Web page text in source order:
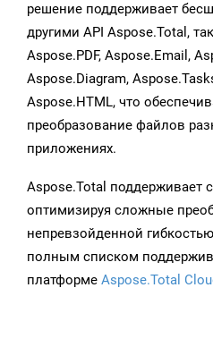
решение поддерживает
другими API Aspose.Total,
Aspose.PDF, Aspose.Email,
Aspose.Diagram,
Aspose.HTML, что
преобразование файлов
приложениях.
Aspose.Total поддерживает
оптимизируя сложные
непревзойденной
полным списком
платформе Aspose.Total